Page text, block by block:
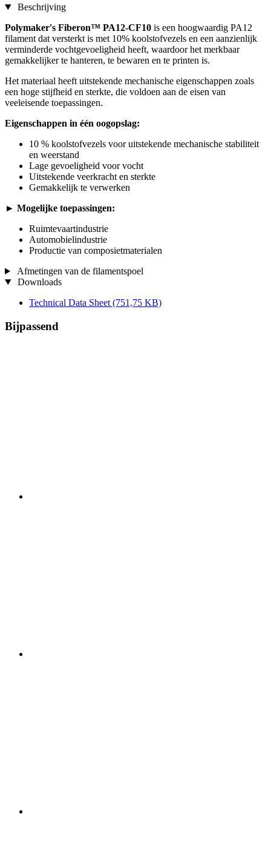
Beschrijving
Polymaker's Fiberon™ PA12-CF10 is een hoogwaardig PA12
filament dat versterkt is met 10% koolstofvezels en een aanzienlijk
verminderde vochtgevoeligheid heeft, waardoor het merkbaar
gemakkelijker te hanteren, te bewaren en te printen is.
Het materiaal heeft uitstekende mechanische eigenschappen zoals
een hoge stijfheid en sterkte, die voldoen aan de eisen van
veeleisende toepassingen.
Eigenschappen in één oogopslag:
10 % koolstofvezels voor uitstekende mechanische stabiliteit
en weerstand
Lage gevoeligheid voor vocht
Uitstekende veerkracht en sterkte
Gemakkelijk te verwerken
► Mogelijke toepassingen:
Ruimtevaartindustrie
Automobielindustrie
Productie van composietmaterialen
Afmetingen van de filamentspoel
Downloads
Technical Data Sheet (751,75 KB)
Bijpassend